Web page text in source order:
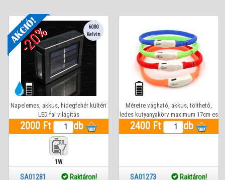
-20%
6000
Kelvin
Napelemes, akkus, hidegfehér kültéri
LED fal világítás
2000 Ft db
1W
SA01281 Raktáron!
Méretre vágható, akkus, tölthető,
ledes kutyanyakörv maximum 17cm es
átmérővel (piros, narancs, zöld, kék)
2400 Ft db
SA01273 Raktáron!